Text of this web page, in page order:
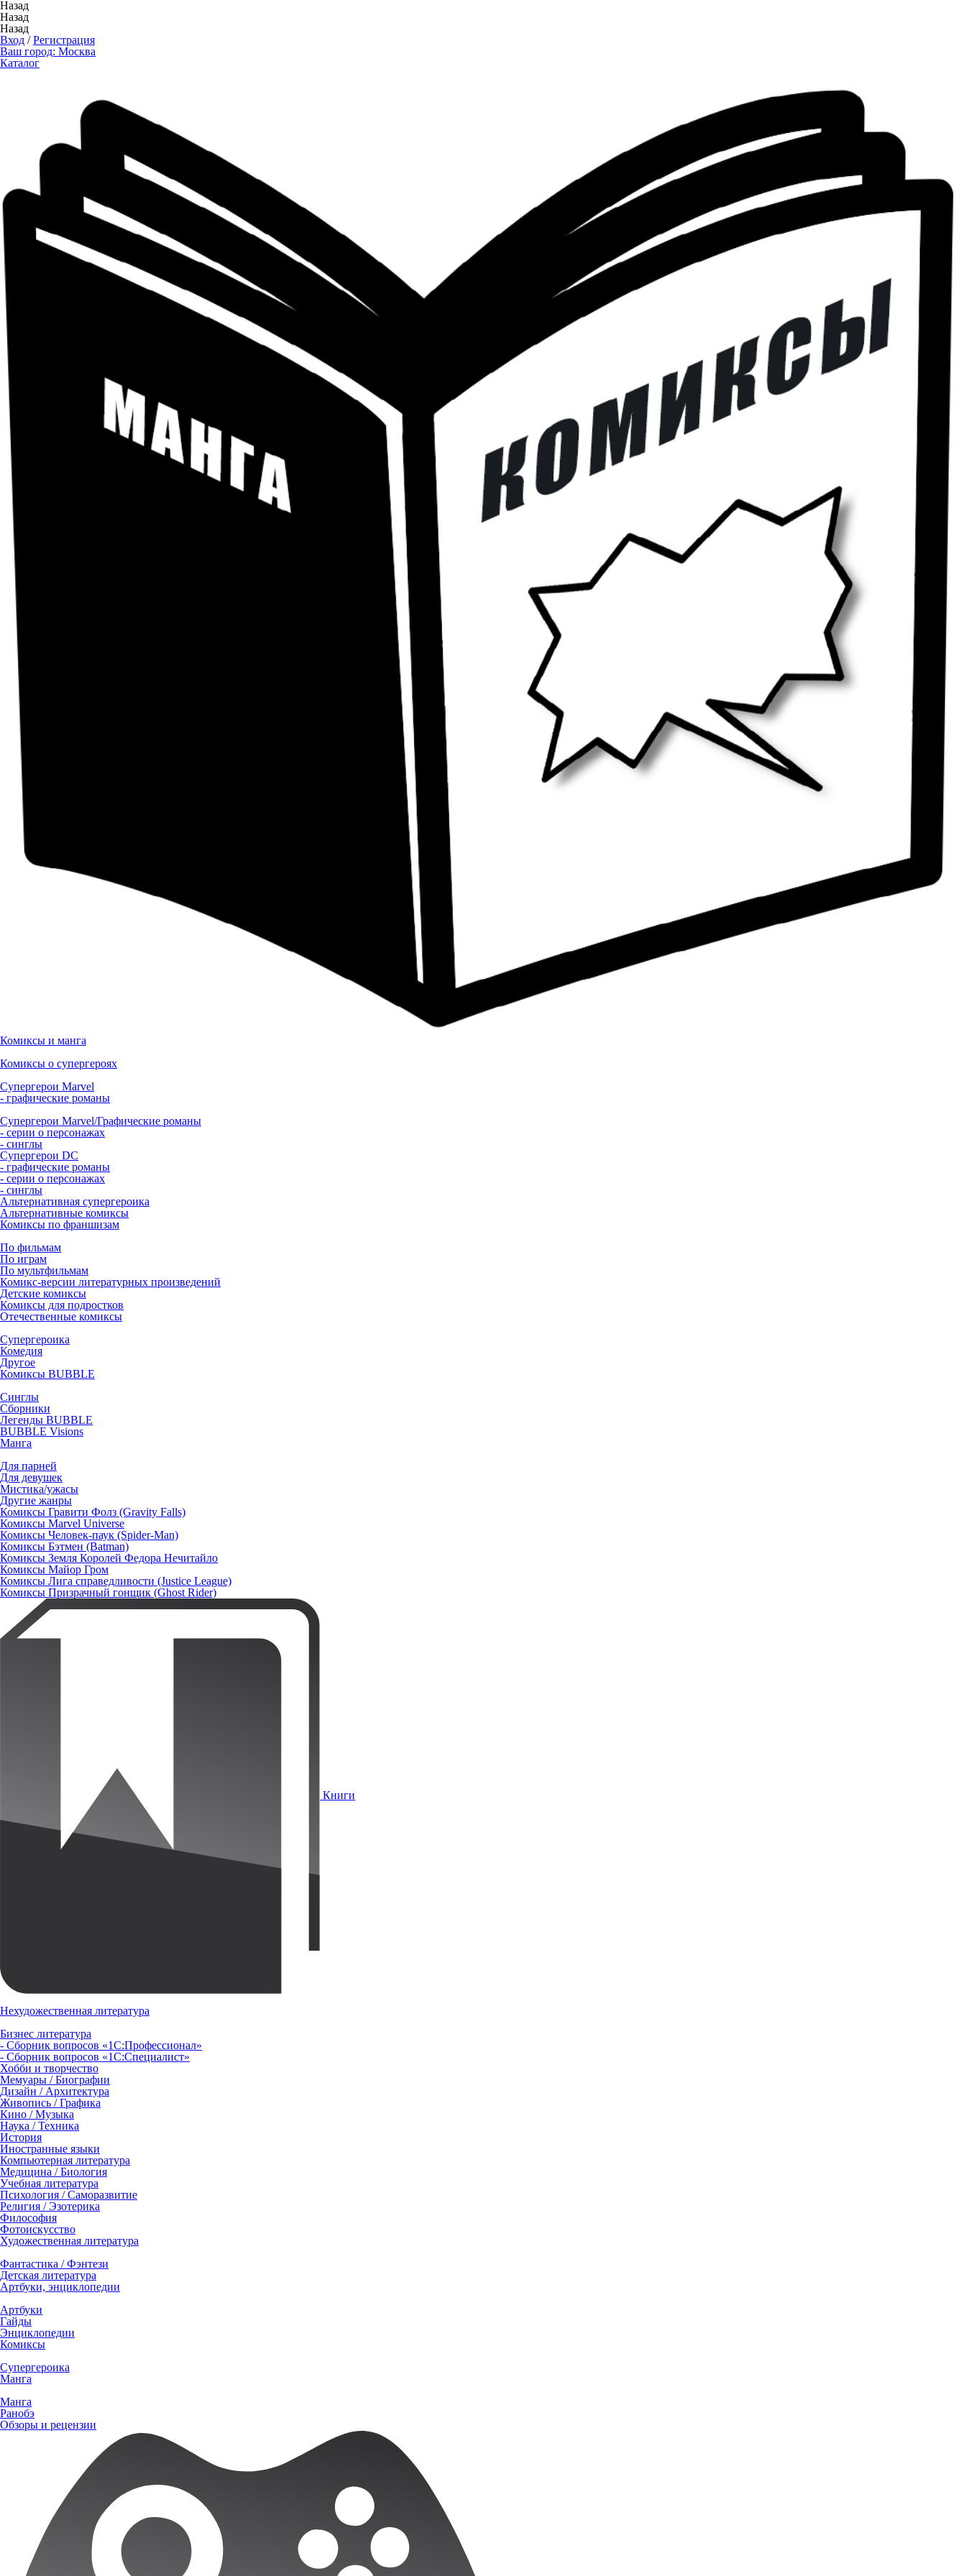
Назад
Назад
Назад
Вход /Регистрация
Ваш город: Москва
Каталог
Комиксы и манга
Комиксы о супергероях
Супергерои Marvel
- графические романы
Супергерои Marvel/Графические романы
- серии о персонажах
- синглы
Супергерои DC
- графические романы
- серии о персонажах
- синглы
Альтернативная супергероика
Альтернативные комиксы
Комиксы по франшизам
По фильмам
По играм
По мультфильмам
Комикс-версии литературных произведений
Детские комиксы
Комиксы для подростков
Отечественные комиксы
Супергероика
Комедия
Другое
Комиксы BUBBLE
Синглы
Сборники
Легенды BUBBLE
BUBBLE Visions
Манга
Для парней
Для девушек
Мистика/ужасы
Другие жанры
Комиксы Гравити Фолз (Gravity Falls)
Комиксы Marvel Universe
Комиксы Человек-паук (Spider-Man)
Комиксы Бэтмен (Batman)
Комиксы Земля Королей Федора Нечитайло
Комиксы Майор Гром
Комиксы Лига справедливости (Justice League)
Комиксы Призрачный гонщик (Ghost Rider)
Книги
Нехудожественная литература
Бизнес литература
- Сборник вопросов «1С:Профессионал»
- Сборник вопросов «1С:Специалист»
Хобби и творчество
Мемуары / Биографии
Дизайн / Архитектура
Живопись / Графика
Кино / Музыка
Наука / Техника
История
Иностранные языки
Компьютерная литература
Медицина / Биология
Учебная литература
Психология / Саморазвитие
Религия / Эзотерика
Философия
Фотоискусство
Художественная литература
Фантастика / Фэнтези
Детская литература
Артбуки, энциклопедии
Артбуки
Гайды
Энциклопедии
Комиксы
Супергероика
Манга
Манга
Ранобэ
Обзоры и рецензии